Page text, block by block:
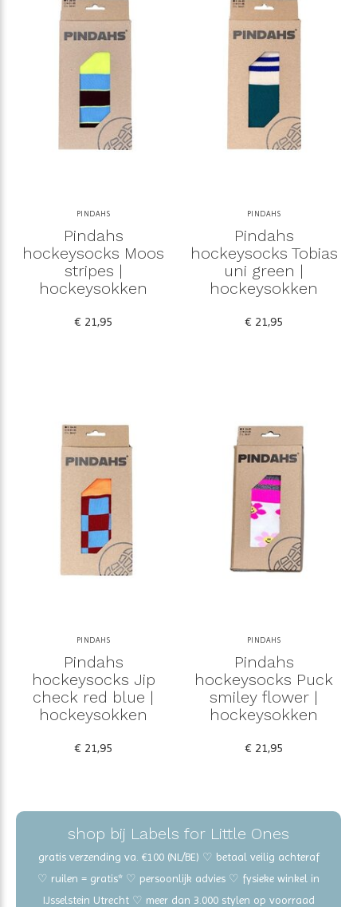
PINDAHS
Pindahs
hockeysocks Moos
stripes |
hockeysokken
€ 21,95
PINDAHS
Pindahs
hockeysocks Tobias
uni green |
hockeysokken
€ 21,95
PINDAHS
Pindahs
hockeysocks Jip
check red blue |
hockeysokken
€ 21,95
PINDAHS
Pindahs
hockeysocks Puck
smiley flower |
hockeysokken
€ 21,95
shop bij Labels for Little Ones
gratis verzending va. €100 (NL/BE) ♡ betaal veilig achteraf
♡ ruilen = gratis* ♡ persoonlijk advies ♡ fysieke winkel in
IJsselstein Utrecht ♡ meer dan 3.000 stylen op voorraad